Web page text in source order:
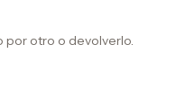
por otro o devolverlo.